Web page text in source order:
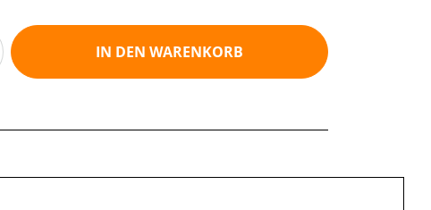
Gib den gewünschten Wert ein oder
IN DEN WARENKORB